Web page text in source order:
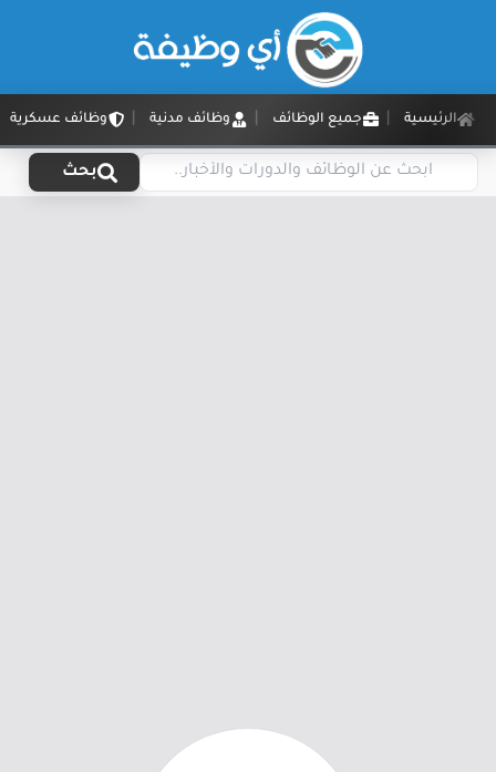
الرئيسية جميع الوظائف وظائف مدنية وظائف عسكرية
بحث